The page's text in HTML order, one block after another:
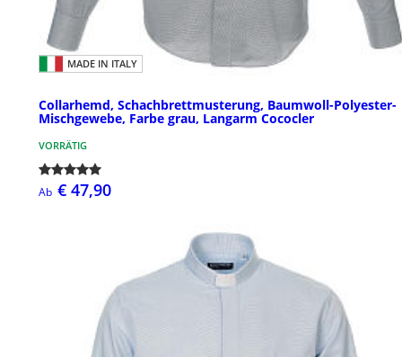
MADE IN ITALY
Collarhemd, Schachbrettmusterung, Baumwoll-Polyester-
Mischgewebe, Farbe grau, Langarm Cococler
VORRÄTIG
Ab € 47,90